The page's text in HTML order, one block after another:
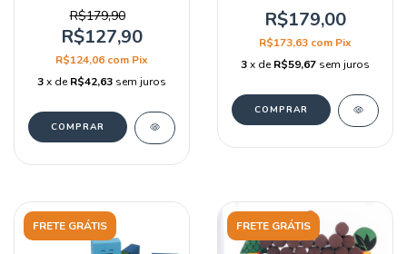
R$179,90
R$127,90
R$124,06 com Pix
3x deR$42,63 sem juros
R$179,00
R$173,63 com Pix
3x deR$59,67 sem juros
FRETE GRÁTIS FRETE GRÁTIS